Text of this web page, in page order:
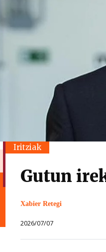
Iritziak
Gutun
Xabier Retegi
2026/07/07